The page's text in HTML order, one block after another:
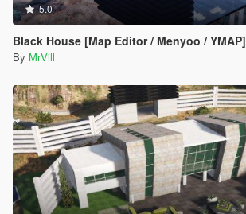
5.0
Black House [Map Editor / Menyoo / YMAP]
By MrVill